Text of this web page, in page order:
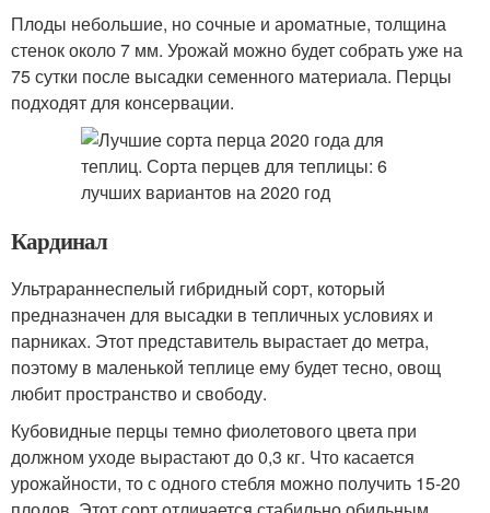
Плоды небольшие, но сочные и ароматные, толщина
стенок около 7 мм. Урожай можно будет собрать уже на
75 сутки после высадки семенного материала. Перцы
подходят для консервации.
Кардинал
Ультрараннеспелый гибридный сорт, который
предназначен для высадки в тепличных условиях и
парниках. Этот представитель вырастает до метра,
поэтому в маленькой теплице ему будет тесно, овощ
любит пространство и свободу.
Кубовидные перцы темно фиолетового цвета при
должном уходе вырастают до 0,3 кг. Что касается
урожайности, то с одного стебля можно получить 15-20